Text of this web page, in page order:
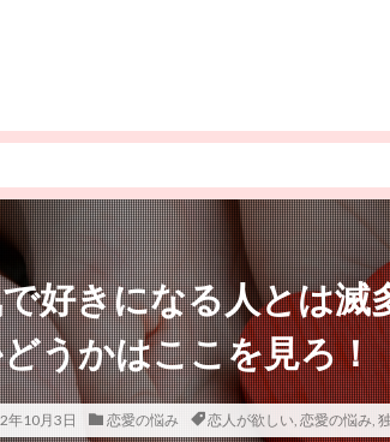
好きになる人とは滅
うかはここを見ろ！
年10月3日 恋愛の悩み 恋人が欲しい, 恋愛の悩み,